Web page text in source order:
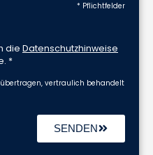
* Pflichtfelder
die Datenschutzhinweise
*
vertraulich behandelt
SENDEN